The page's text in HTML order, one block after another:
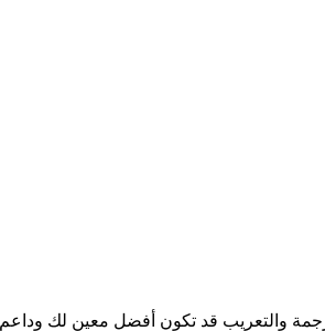
والتعريب قد تكون أفضل معين لك وداعم